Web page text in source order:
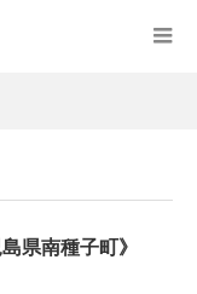
県南種子町》